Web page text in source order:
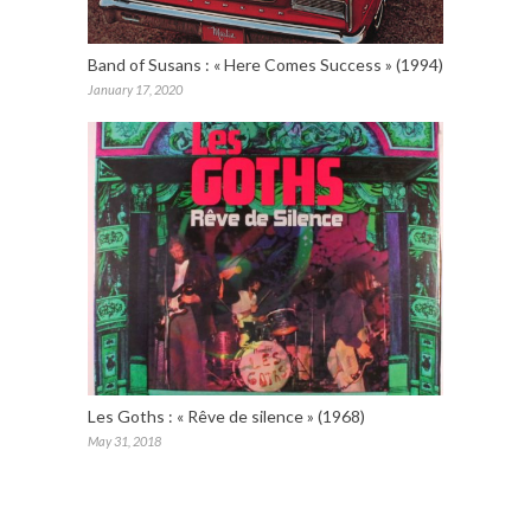
Band of Susans : « Here Comes Success » (1994)
January 17, 2020
Les Goths : « Rêve de silence » (1968)
May 31, 2018